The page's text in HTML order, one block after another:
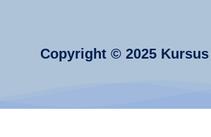
Copyright © 2025